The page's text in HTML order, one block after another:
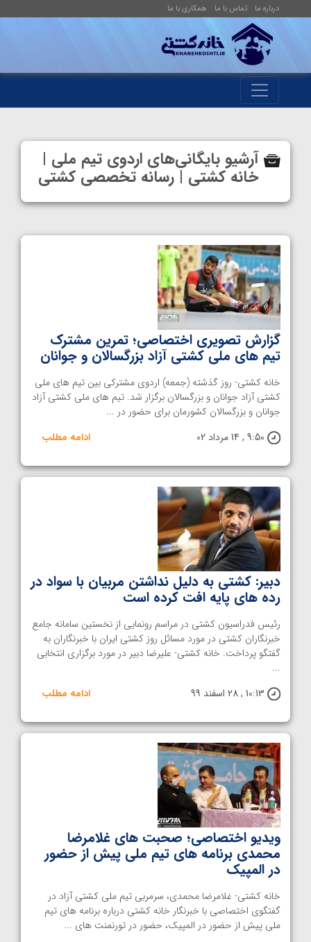
درباره ما تماس با ما همکاری با ما
آرشیو بایگانی‌های اردوی تیم ملی |
خانه کشتی | رسانه تخصصی کشتی
گزارش تصویری اختصاصی؛ تمرین مشترک
تیم های ملی کشتی آزاد بزرگسالان و جوانان
خانه کشتی- روز گذشته (جمعه) اردوی مشترکی بین تیم های ملی
کشتی آزاد جوانان و بزرگسالان برگزار شد. تیم های ملی کشتی آزاد
جوانان و بزرگسالان کشورمان برای حضور در ...
9:50 , 14 مرداد 02
ادامه مطلب
دبیر: کشتی به دلیل نداشتن مربیان با سواد در
رده های پایه افت کرده است
رئیس فدراسیون کشتی در مراسم رونمایی از نخستین سامانه جامع
خبرنگاران کشتی در مورد مسائل روز کشتی ایران با خبرنگاران به
گفتگو پرداخت. خانه کشتی- علیرضا دبیر در مورد برگزاری انتخابی
...
10:13 , 28 اسفند 99
ادامه مطلب
ویدیو اختصاصی؛ صحبت های غلامرضا
محمدی برنامه های تیم ملی پیش از حضور
در المپیک
خانه کشتی- غلامرضا محمدی، سرمربی تیم ملی کشتی آزاد در
گفتگوی اختصاصی با خبرنگار خانه کشتی درباره برنامه های تیم
ملی پیش از حضور در المپیک، حضور در تورنمنت های ...